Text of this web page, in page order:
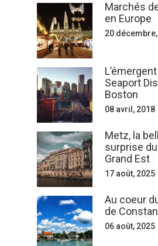
Marchés
en Europe
20
L’émergent
Seaport
Boston
08 avril, 2018
Metz, la
surprise du
Grand Est
17 août, 2025
Au coeur
de
06 août, 2025